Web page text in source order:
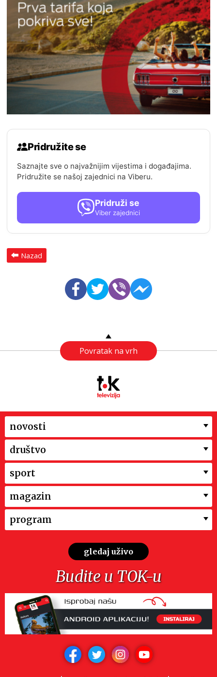
Pridružite se
Saznajte sve o najvažnijim vijestima i događajima.
Pridružite se našoj zajednici na Viberu.
Pridruži se
Viber zajednici
Nazad
Povratak na vrh
novosti
društvo
sport
magazin
program
gledaj uživo
Budite u TOK-u